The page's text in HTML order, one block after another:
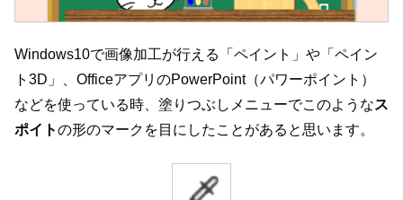
Windows10で画像加工が行える「ペイント」や「ペイン
ト3D」、OfficeアプリのPowerPoint（パワーポイント）
などを使っている時、塗りつぶしメニューでこのようなス
ポイトの形のマークを目にしたことがあると思います。